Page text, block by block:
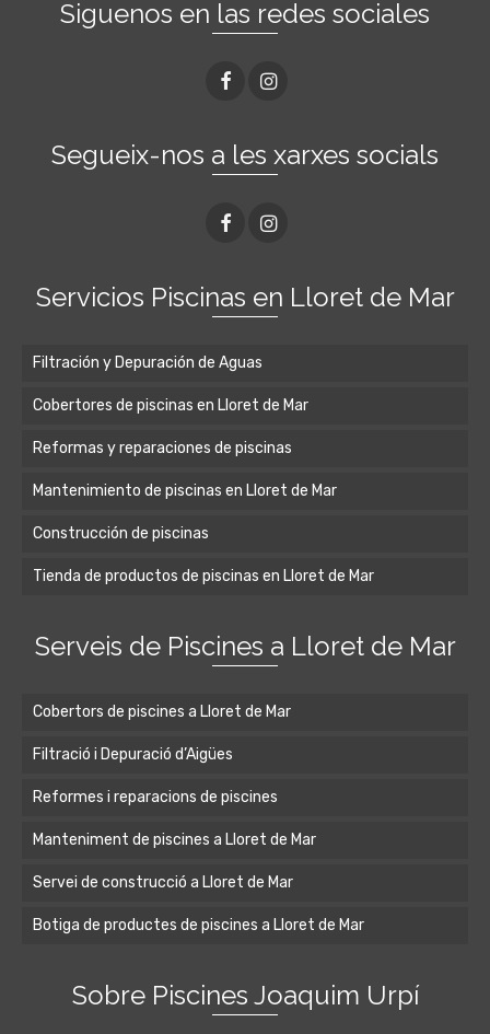
Siguenos en las redes sociales
Segueix-nos a les xarxes socials
Servicios Piscinas en Lloret de Mar
Filtración y Depuración de Aguas
Cobertores de piscinas en Lloret de Mar
Reformas y reparaciones de piscinas
Mantenimiento de piscinas en Lloret de Mar
Construcción de piscinas
Tienda de productos de piscinas en Lloret de Mar
Serveis de Piscines a Lloret de Mar
Cobertors de piscines a Lloret de Mar
Filtració i Depuració d’Aigües
Reformes i reparacions de piscines
Manteniment de piscines a Lloret de Mar
Servei de construcció a Lloret de Mar
Botiga de productes de piscines a Lloret de Mar
Sobre Piscines Joaquim Urpí